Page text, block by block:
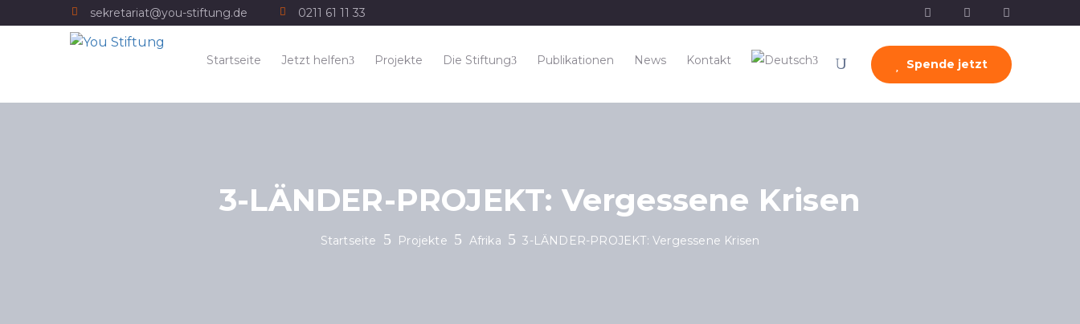
sekretariat@you-stiftung.de 0211 61 11 33
Startseite Jetzt helfen Projekte Die Stiftung Publikationen News Kontakt Spende jetzt
3-LÄNDER-PROJEKT: Vergessene Krisen
Startseite Projekte Afrika 3-LÄNDER-PROJEKT: Vergessene Krisen